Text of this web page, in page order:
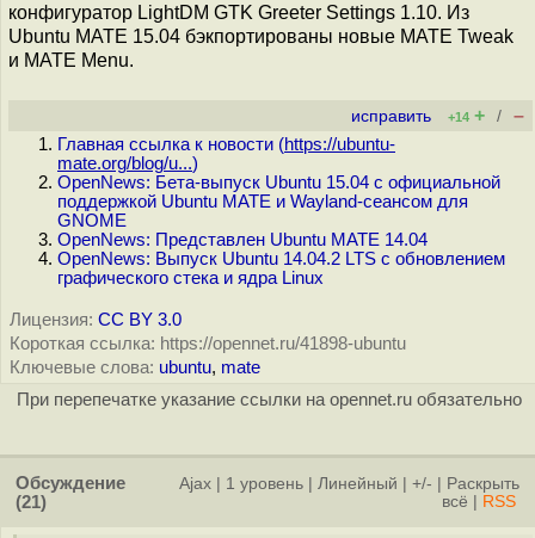
конфигуратор LightDM GTK Greeter Settings 1.10. Из
Ubuntu MATE 15.04 бэкпортированы новые MATE Tweak
и MATE Menu.
исправить +14 + / –
Главная ссылка к новости (https://ubuntu-
mate.org/blog/u...)
OpenNews: Бета-выпуск Ubuntu 15.04 c официальной
поддержкой Ubuntu MATE и Wayland-сеансом для
GNOME
OpenNews: Представлен Ubuntu MATE 14.04
OpenNews: Выпуск Ubuntu 14.04.2 LTS c обновлением
графического стека и ядра Linux
Лицензия: CC BY 3.0
Короткая ссылка: https://opennet.ru/41898-ubuntu
Ключевые слова: ubuntu, mate
При перепечатке указание ссылки на opennet.ru обязательно
Обсуждение
(21)
Ajax 1 уровень Линейный +/-
Раскрыть
всё
RSS